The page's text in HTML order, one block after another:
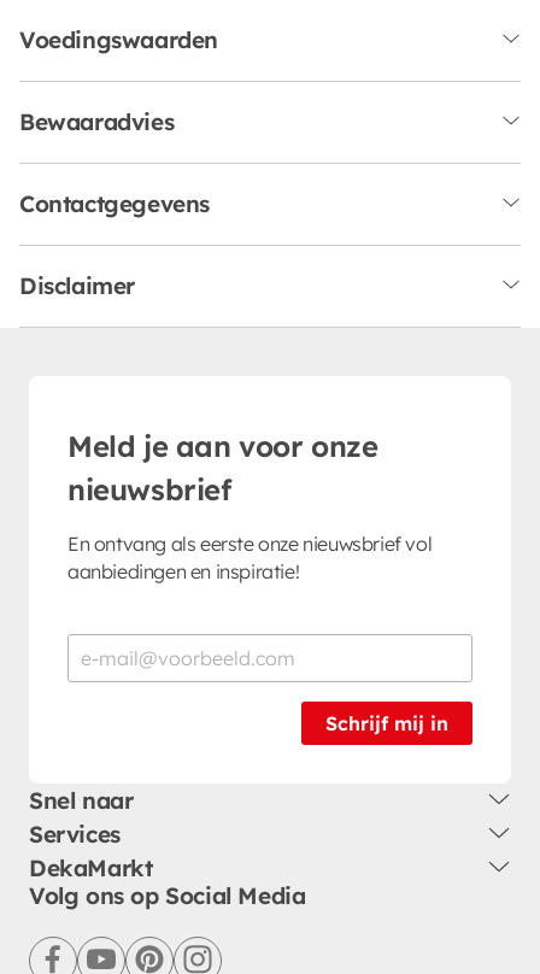
Voedingswaarden
Bewaaradvies
Contactgegevens
Disclaimer
Meld je aan voor onze
nieuwsbrief
En ontvang als eerste onze nieuwsbrief vol
aanbiedingen en inspiratie!
Schrijf mij in
Snel naar
Services
DekaMarkt
Volg ons op Social Media